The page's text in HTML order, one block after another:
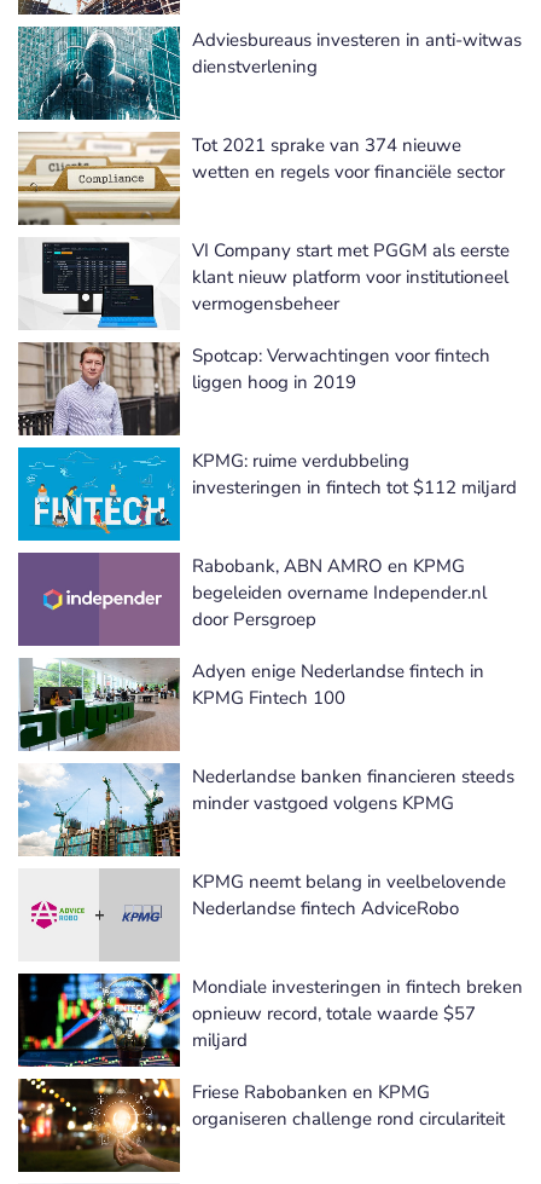
Adviesbureaus investeren in anti-witwas
dienstverlening
Tot 2021 sprake van 374 nieuwe
wetten en regels voor financiële sector
VI Company start met PGGM als eerste
klant nieuw platform voor institutioneel
vermogensbeheer
Spotcap: Verwachtingen voor fintech
liggen hoog in 2019
KPMG: ruime verdubbeling
investeringen in fintech tot $112 miljard
Rabobank, ABN AMRO en KPMG
begeleiden overname Independer.nl
door Persgroep
Adyen enige Nederlandse fintech in
KPMG Fintech 100
Nederlandse banken financieren steeds
minder vastgoed volgens KPMG
KPMG neemt belang in veelbelovende
Nederlandse fintech AdviceRobo
Mondiale investeringen in fintech breken
opnieuw record, totale waarde $57
miljard
Friese Rabobanken en KPMG
organiseren challenge rond circulariteit